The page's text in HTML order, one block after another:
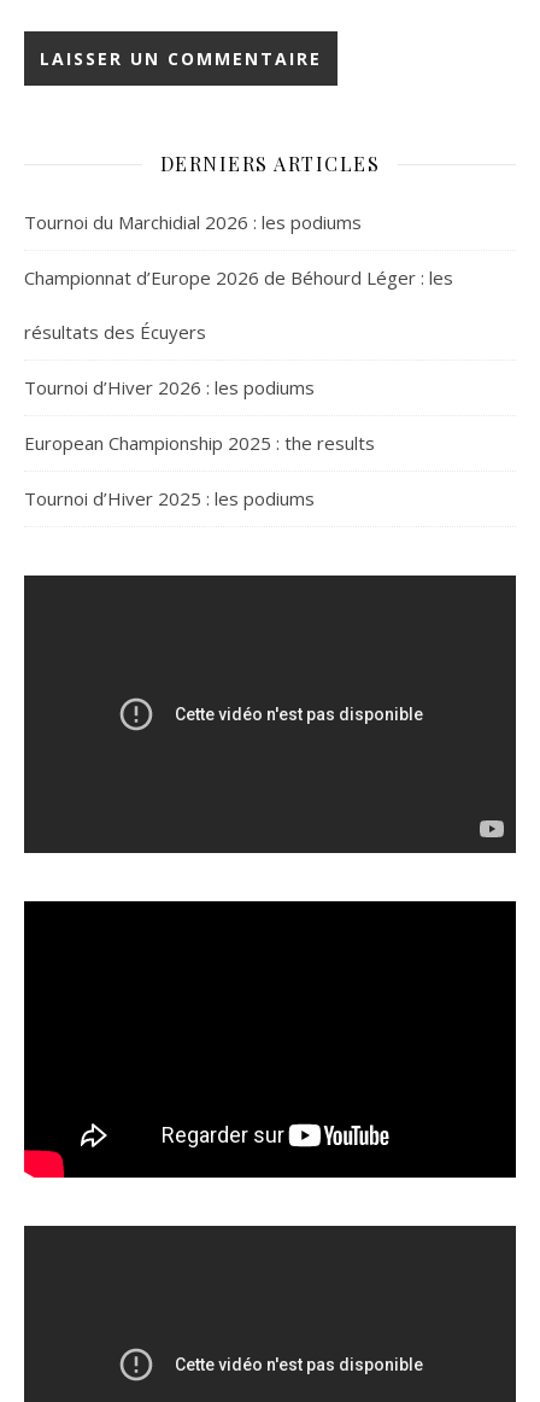
DERNIERS ARTICLES
Tournoi du Marchidial 2026 : les podiums
Championnat d’Europe 2026 de Béhourd Léger : les
résultats des Écuyers
Tournoi d’Hiver 2026 : les podiums
European Championship 2025 : the results
Tournoi d’Hiver 2025 : les podiums